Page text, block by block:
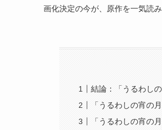
画化決定の今が、原作を一気読
結論：「うるわし
「うるわしの宵の
「うるわしの宵の